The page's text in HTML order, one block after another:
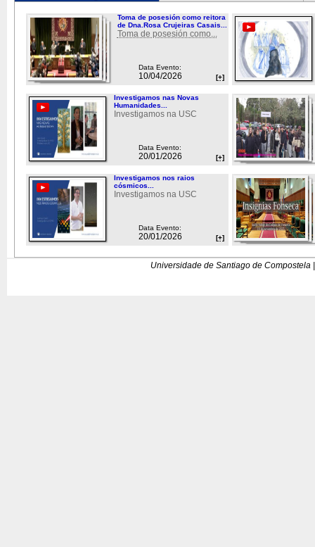
Toma de posesión como reitora
de Dna.Rosa Crujeiras Casais...
Toma de posesión como...
Data Evento:
10/04/2026 [+]
Investigamos nas Novas
Humanidades...
Investigamos na USC
Data Evento:
20/01/2026 [+]
Investigamos nos raios
cósmicos...
Investigamos na USC
Data Evento:
20/01/2026 [+]
Universidade de Santiago de